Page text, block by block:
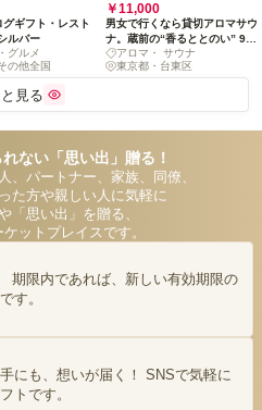
ギフト・レスト
ルバー
グルメ
の他全国
￥11,000
男女で行くなら貸切アロマサウ
ナ。蔵前の“香るととのい” 90
分アロマ・ サウナ
東京都・台東区
見る
ない「思い出」贈る！
、パートナー、家族、同僚、
た方や親しい人に気軽に
「思い出」を贈る、
ットプレイスです。
期限内であれば、新しい有効期限の
す。
にも、想いが届く！ SNSで気軽に
トです。